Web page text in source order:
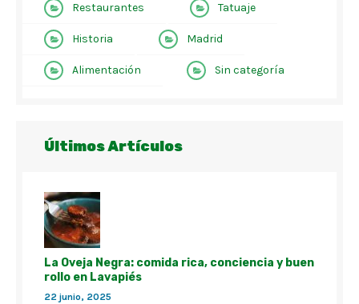
Restaurantes Tatuaje
Historia Madrid
Alimentación Sin categoría
Últimos Artículos
La Oveja Negra: comida rica, conciencia y buen
rollo en Lavapiés
22 junio, 2025